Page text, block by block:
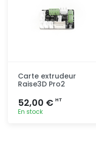
Carte extrudeur
Raise3D Pro2
52,00 € HT
En stock